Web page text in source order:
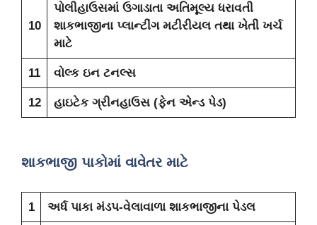
10
પોલીહાઉસમાં ઉગાડાતા અતિમૂલ્ય ધરાવતી
શાકભાજીના પ્લાન્ટીંગ મટીરીયલ તથા ખેતી ખર્ચ
માટે
11 વોલ્ક ઇન ટનલ્સ
12 હાઇટેક ગ્રીનહાઉસ (ફેન એન્ડ પેડ)
શાકભાજી પાકોમાં વાવેતર માટે
1 અર્ધ પાકા મંડપ-વેલાવાળા શાકભાજીના પેડલ